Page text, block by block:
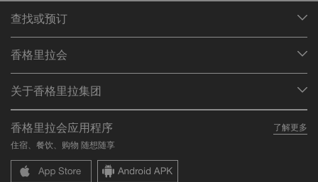
查找或预订
查找预订
餐厅与酒吧
香格里拉会
加入香格里拉会
常见问题
联络我们
关于香格里拉集团
我们的酒店品牌
香格里拉中心
香格里拉公寓
职业发展
企业社会责任
新闻稿
香格里拉会应用程序
了解更多
住宿、餐饮、购物 随想随享